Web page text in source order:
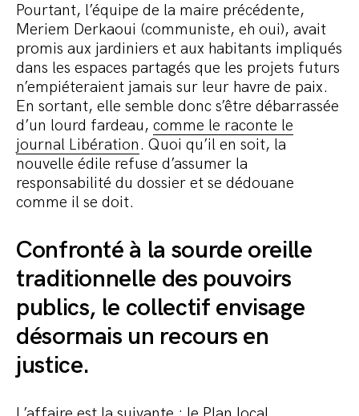
Pourtant, l’équipe de la maire précédente,
Meriem Derkaoui (communiste, eh oui), avait
promis aux jardiniers et aux habitants impliqués
dans les espaces partagés que les projets futurs
n’empiéteraient jamais sur leur havre de paix.
En sortant, elle semble donc s’être débarrassée
d’un lourd fardeau, comme le raconte le
journal Libération. Quoi qu’il en soit, la
nouvelle édile refuse d’assumer la
responsabilité du dossier et se dédouane
comme il se doit.
Confronté à la sourde oreille
traditionnelle des pouvoirs
publics, le collectif envisage
désormais un recours en
justice.